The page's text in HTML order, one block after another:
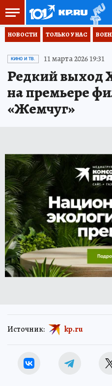
НОВОСТИ ТОЛЬКО У НАС
КИНО И ТВ. 11 марта 2026 19:31
Редкий выход
на премьере
«Жемчуг»
Источник: kp.ru